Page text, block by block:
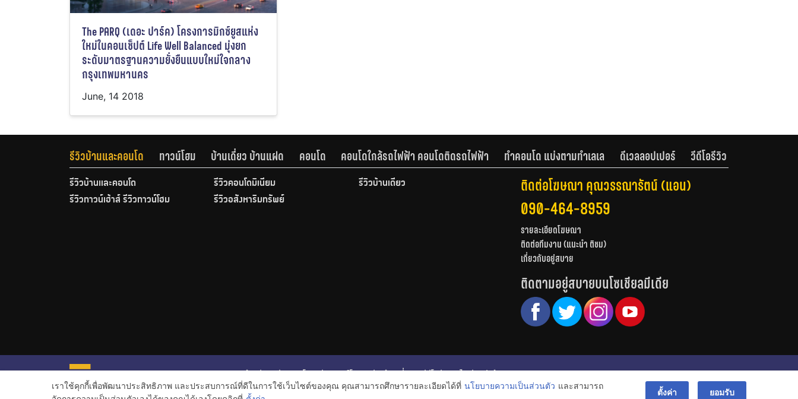
The PARQ (เดอะ ปาร์ค) โครงการมิกซ์ยูสแห่ง
ใหม่ในคอนเซ็ปต์ Life Well Balanced มุ่งยก
ระดับมาตรฐานความยั่งยืนแบบใหม่ใจกลาง
กรุงเทพมหานคร
June, 14 2018
รีวิวบ้านและคอนโด ทาวน์โฮม บ้านเดี่ยว บ้านแฝด คอนโด คอนโดใกล้รถไฟฟ้า คอนโดติดรถไฟฟ้า ทำคอนโด แบ่งตามทำเลเล ดีเวลลอปเปอร์ วีดีโอรีวิว
รีวิวบ้านและคอนโด รีวิวคอนโดมิเนียม
รีวิวบ้านเดี่ยว
รีวิวทาวน์เฮ้าส์ รีวิวทาวน์โฮม
รีวิวอสังหาริมทรัพย์
ติดต่อโฆษณา คุณวรรณารัตน์ (แอน)
090-464-8959
รายละเอียดโฆษณา
ติดต่อทีมงาน (แนะนำ ติชม)
เกี่ยวกับอยู่สบาย
ติดตามอยู่สบายบนโซเชียลมีเดีย
หน้าหลัก รีวิวคอนโด รีวิวทาวน์โฮม รีวิวบ้านเดี่ยว วีดีโอรีวิว
ไอเดียแต่งบ้าน
ข่าวอสังหาริมทรัพย์
โปรโมชั่นบ้านและคอนโด
© สงวนลิขสิทธิ์ 2556-2564
เราใช้คุกกี้เพื่อพัฒนาประสิทธิภาพ และประสบการณ์ที่ดีในการใช้เว็บไซต์ของคุณ คุณสามารถศึกษารายละเอียดได้ที่ นโยบายความเป็นส่วนตัว และสามารถ
ตั้งค่า ยอมรับ